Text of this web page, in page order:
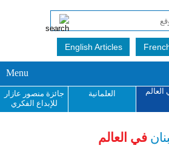
English Articles
Menu
العالم العلمانية
جائزة منصور عازار
للإبداع الفكري
في العالم